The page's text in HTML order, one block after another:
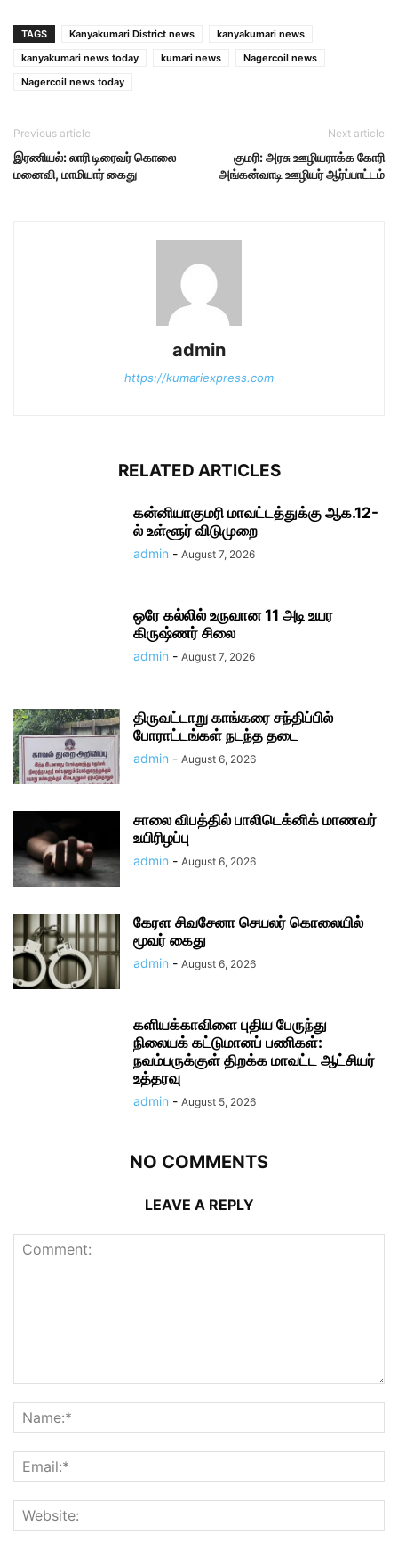
TAGS Kanyakumari District news
kanyakumari news
kanyakumari news today
kumari news
Nagercoil news
Nagercoil news today
Previous article
இரணியல்: லாரி டிரைவர் கொலை
மனைவி, மாமியார் கைது
Next article
குமரி: அரசு ஊழியராக்க கோரி
அங்கன்வாடி ஊழியர் ஆர்ப்பாட்டம்
admin
https://kumariexpress.com
RELATED ARTICLES
கன்னியாகுமரி மாவட்டத்துக்கு ஆக.12-
ல் உள்ளூர் விடுமுறை
admin - August 7, 2026
ஒரே கல்லில் உருவான 11 அடி உயர
கிருஷ்ணர் சிலை
admin - August 7, 2026
திருவட்டாறு காங்கரை சந்திப்பில்
போராட்டங்கள் நடந்த தடை
admin - August 6, 2026
சாலை விபத்தில் பாலிடெக்னிக் மாணவர்
உயிரிழப்பு
admin - August 6, 2026
கேரள சிவசேனா செயலர் கொலையில்
மூவர் கைது
admin - August 6, 2026
களியக்காவிளை புதிய பேருந்து
நிலையக் கட்டுமானப் பணிகள்:
நவம்பருக்குள் திறக்க மாவட்ட ஆட்சியர்
உத்தரவு
admin - August 5, 2026
NO COMMENTS
LEAVE A REPLY